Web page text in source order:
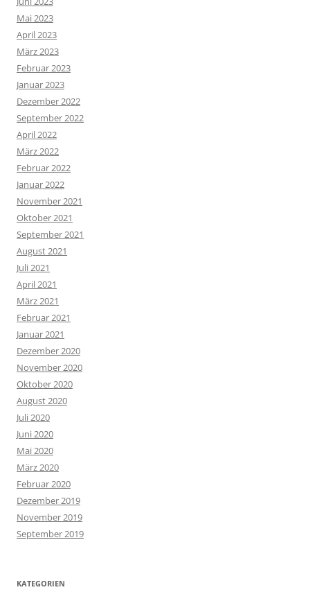
Mai 2023
April 2023
März 2023
Februar 2023
Januar 2023
Dezember 2022
September 2022
April 2022
März 2022
Februar 2022
Januar 2022
November 2021
Oktober 2021
September 2021
August 2021
Juli 2021
April 2021
März 2021
Februar 2021
Januar 2021
Dezember 2020
November 2020
Oktober 2020
August 2020
Juli 2020
Juni 2020
Mai 2020
März 2020
Februar 2020
Dezember 2019
November 2019
September 2019
KATEGORIEN